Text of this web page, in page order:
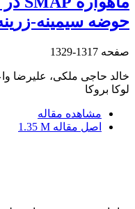
حوضه سیمینه-
صفحه 1317-1329
خالد حاجی ملکی، علیرضا
لوکا بروکا
مشاهده مقاله
اصل مقاله 1.35 M